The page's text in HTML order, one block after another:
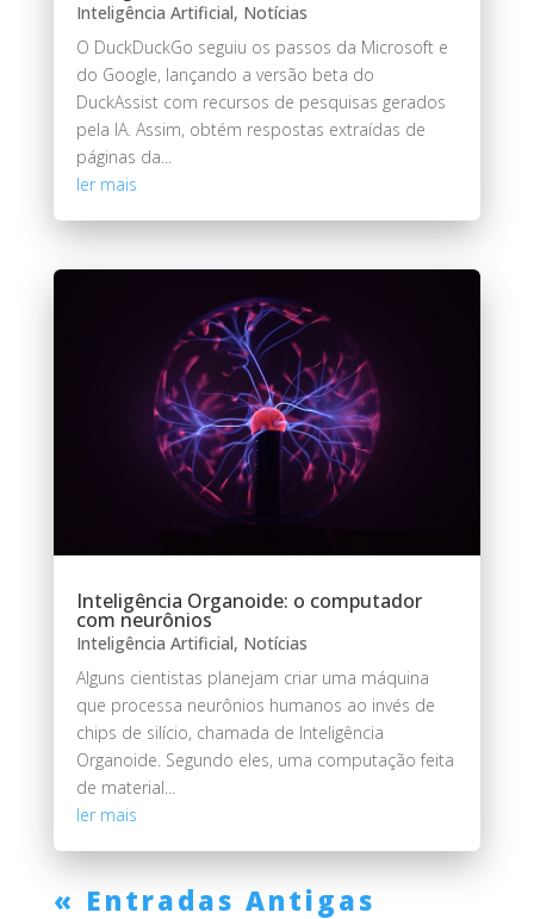
Inteligência Artificial, Notícias
O DuckDuckGo seguiu os passos da Microsoft e
do Google, lançando a versão beta do
DuckAssist com recursos de pesquisas gerados
pela IA. Assim, obtém respostas extraídas de
páginas da...
ler mais
Inteligência Organoide: o computador
com neurônios
Inteligência Artificial, Notícias
Alguns cientistas planejam criar uma máquina
que processa neurônios humanos ao invés de
chips de silício, chamada de Inteligência
Organoide. Segundo eles, uma computação feita
de material...
ler mais
« Entradas Antigas